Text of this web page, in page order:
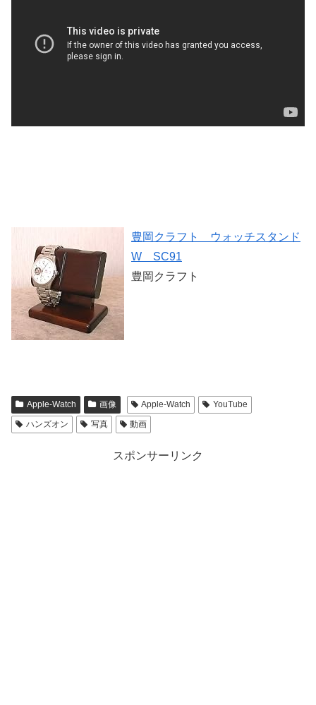
豊岡クラフト ウォッチスタンド
W SC91
豊岡クラフト
Apple-Watch 画像 Apple-Watch
YouTube
ハンズオン
写真 動画
スポンサーリンク